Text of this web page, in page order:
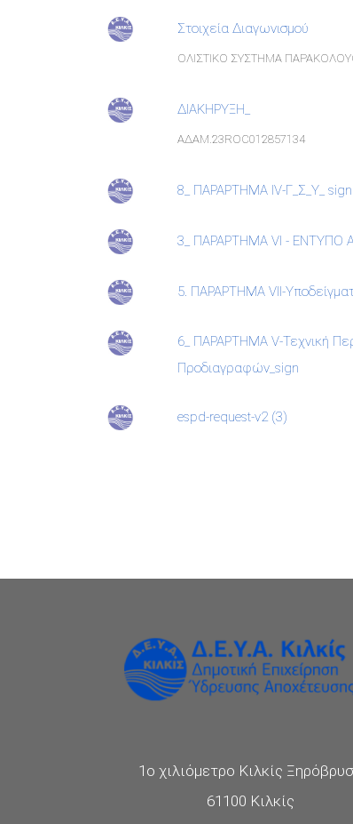
Στοιχεία Διαγωνισμού
ΟΛΙΣΤΙΚΟ ΣΥΣΤΗΜΑ
ΔΙΑΚΗΡΥΞΗ_
ΑΔΑΜ.23ROC012857134
8_ ΠΑΡΑΡΤΗΜΑ IV-Γ_Σ_Υ_ sign
3_ ΠΑΡΑΡΤΗΜΑ VI - ΕΝΤΥΠΟ
5. ΠΑΡΑΡΤΗΜΑ VII-
6_ ΠΑΡΑΡΤΗΜΑ V-Τεχνική
Προδιαγραφών_sign
espd-request-v2 (3)
1ο χιλιόμετρο Κιλκίς
61100 Κιλκίς